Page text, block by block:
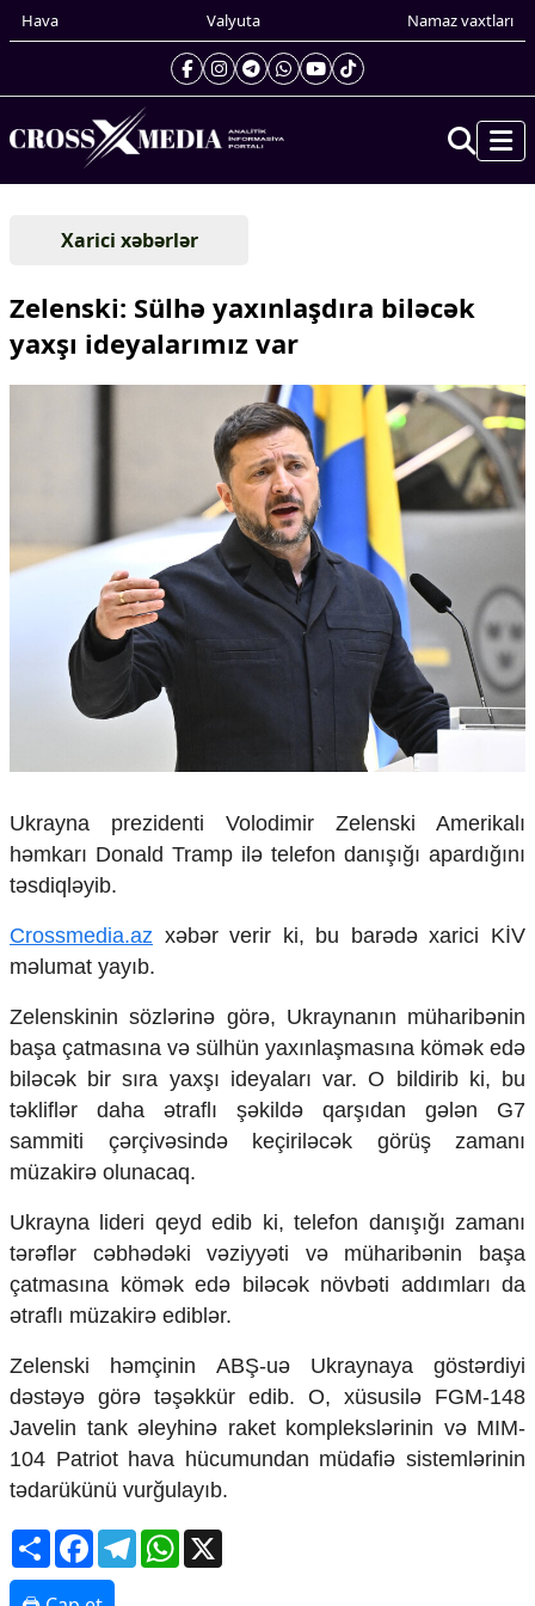
Hava Valyuta Namaz vaxtları
Gündəm
Xarici xəbərlər
Cənubi Qafqaz
Çarpaz baxış
Təhlil
Siyasi
Geosiyasi
İqtisadi
Sosioloji
Multimedia
Foto
Video
İnfoqrafika
Podcast
Humanitar
Elm və təhsil
Mədəniyyət
Yüksəliş hekayəsi
Mədəniyyətimizin Zəfəri
Zəfər Diasporu
Səhiyyə
Ailə və uşaq
İqtisadiyyat
İqtisadi xəbərlər
Energetika
Əmək və sosial siyasət
Kənd təsərrüfatı
Hərbi sənaye
Telekommunikasiya və nəqliyyat
COP29
Crossmedia.az - 1 yaş
Siyasət
Xarici xəbərlər
Zelenski: Sülhə yaxınlaşdıra biləcək
yaxşı ideyalarımız var
Ukrayna prezidenti Volodimir Zelenski Amerikalı
həmkarı Donald Tramp ilə telefon danışığı apardığını
təsdiqləyib.
Crossmedia.az xəbər verir ki, bu barədə xarici KİV
məlumat yayıb.
Zelenskinin sözlərinə görə, Ukraynanın müharibənin
başa çatmasına və sülhün yaxınlaşmasına kömək edə
biləcək bir sıra yaxşı ideyaları var. O bildirib ki, bu
təkliflər daha ətraflı şəkildə qarşıdan gələn G7
sammiti çərçivəsində keçiriləcək görüş zamanı
müzakirə olunacaq.
Ukrayna lideri qeyd edib ki, telefon danışığı zamanı
tərəflər cəbhədəki vəziyyəti və müharibənin başa
çatmasına kömək edə biləcək növbəti addımları da
ətraflı müzakirə ediblər.
Zelenski həmçinin ABŞ-uə Ukraynaya göstərdiyi
dəstəyə görə təşəkkür edib. O, xüsusilə FGM-148
Javelin tank əleyhinə raket komplekslərinin və MIM-
104 Patriot hava hücumundan müdafiə sistemlərinin
tədarükünü vurğulayıb.
ShareFacebookTelegramWhatsApp